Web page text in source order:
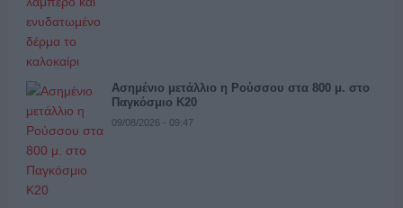
Ασημένιο μετάλλιο η Ρούσσου στα 800 μ. στο
Παγκόσμιο Κ20
09/08/2026 - 09:47